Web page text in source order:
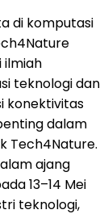
di komputasi
ilmiah
teknologi dan
konektivitas
dalam
Tech4Nature.
ajang
13–14 Mei
teknologi,